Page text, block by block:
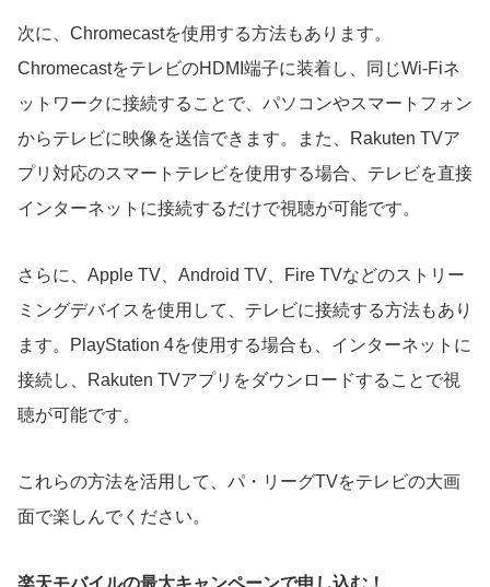
次に、Chromecastを使用する方法もあります。
ChromecastをテレビのHDMI端子に装着し、同じWi-Fiネ
ットワークに接続することで、パソコンやスマートフォン
からテレビに映像を送信できます。また、Rakuten TVア
プリ対応のスマートテレビを使用する場合、テレビを直接
インターネットに接続するだけで視聴が可能です。
さらに、Apple TV、Android TV、Fire TVなどのストリー
ミングデバイスを使用して、テレビに接続する方法もあり
ます。PlayStation 4を使用する場合も、インターネットに
接続し、Rakuten TVアプリをダウンロードすることで視
聴が可能です。
これらの方法を活用して、パ・リーグTVをテレビの大画
面で楽しんでください。
楽天モバイルの最大キャンペーンで申し込む！